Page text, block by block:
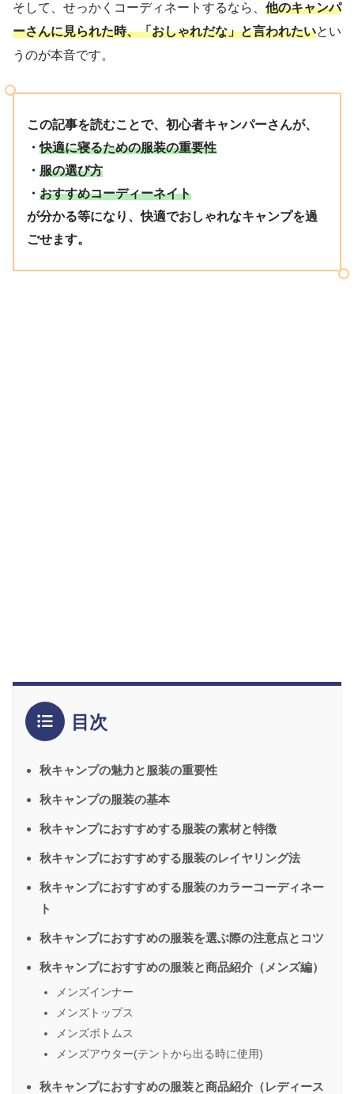
そして、せっかくコーディネートするなら、 他のキャンパ
ーさんに見られた時、「おしゃれだな」と言われたいとい
うのが本音です。
この記事を読むことで、初心者キャンパーさんが、
・快適に寝るための服装の重要性
・ 服の選び方
・ おすすめコーディーネイト
が分かる等になり、快適でおしゃれなキャンプを過
ごせます。
目次
秋キャンプの魅力と服装の重要性
秋キャンプの服装の基本
秋キャンプにおすすめする服装の素材と特徴
秋キャンプにおすすめする服装のレイヤリング法
秋キャンプにおすすめする服装のカラーコーディネー
ト
秋キャンプにおすすめの服装を選ぶ際の注意点とコツ
秋キャンプにおすすめの服装と商品紹介（メンズ編）
メンズインナー
メンズトップス
メンズボトムス
メンズアウター(テントから出る時に使用)
秋キャンプにおすすめの服装と商品紹介（レディース